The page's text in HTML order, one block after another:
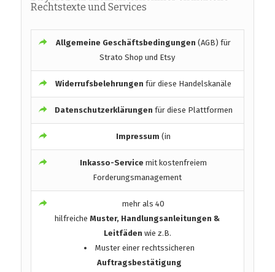
Rechtstexte und Services
Allgemeine Geschäftsbedingungen (AGB) für
Strato Shop und Etsy
Widerrufsbelehrungenfür diese Handelskanäle
Datenschutzerklärungen für diese Plattformen
Impressum (in
Inkasso-Service mit kostenfreiem
Forderungsmanagement
mehr als 40
hilfreicheMuster, Handlungsanleitungen &
Leitfäden wie z.B.
Muster einer rechtssicheren
Auftragsbestätigung